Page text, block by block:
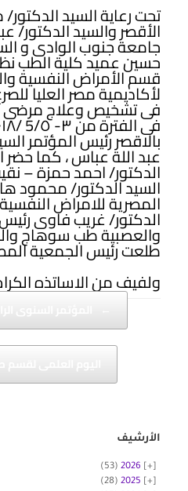
تحت رعاية السيد
الأقصر والسيد
جامعة جنوب الوادى و
حسين عميد كلية الطب
قسم الأمراض النفسية
لأكاديمية مصر العليا
فى تشخيص وعلاج مرضى
بالاقصر رئيس المؤتمر
عبد اللة عباس ، كما حضر
الدكتور/ احمد حمزة –
السيد الدكتور/ محمود
المصرية للامراض
الدكتور/ غريب فاوى
والعصبية طب سوهاج
طلعت رئيس الجمعية
ولفيف من الاساتذه
Post navigation
الأرشيف
2026
(53)
2025
(28)